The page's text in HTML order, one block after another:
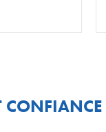
CONFIANCE